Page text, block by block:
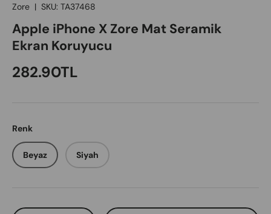
Zore | SKU: TA37468
Apple iPhone X Zore Mat Seramik
Ekran Koruyucu
Regular price
282.90TL
Renk
Beyaz Siyah